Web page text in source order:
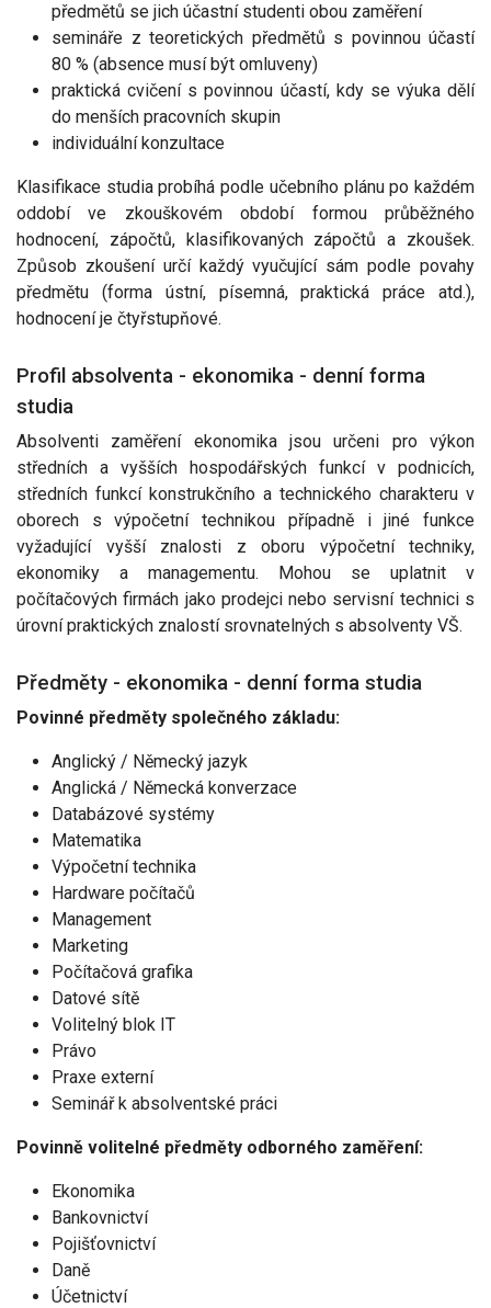
předmětů se jich účastní studenti obou zaměření
semináře z teoretických předmětů s povinnou účastí
80 % (absence musí být omluveny)
praktická cvičení s povinnou účastí, kdy se výuka dělí
do menších pracovních skupin
individuální konzultace
Klasifikace studia probíhá podle učebního plánu po každém
oddobí ve zkouškovém období formou průběžného
hodnocení, zápočtů, klasifikovaných zápočtů a zkoušek.
Způsob zkoušení určí každý vyučující sám podle povahy
předmětu (forma ústní, písemná, praktická práce atd.),
hodnocení je čtyřstupňové.
Profil absolventa - ekonomika - denní forma
studia
Absolventi zaměření ekonomika jsou určeni pro výkon
středních a vyšších hospodářských funkcí v podnicích,
středních funkcí konstrukčního a technického charakteru v
oborech s výpočetní technikou případně i jiné funkce
vyžadující vyšší znalosti z oboru výpočetní techniky,
ekonomiky a managementu. Mohou se uplatnit v
počítačových firmách jako prodejci nebo servisní technici s
úrovní praktických znalostí srovnatelných s absolventy VŠ.
Předměty - ekonomika - denní forma studia
Povinné předměty společného základu:
Anglický / Německý jazyk
Anglická / Německá konverzace
Databázové systémy
Matematika
Výpočetní technika
Hardware počítačů
Management
Marketing
Počítačová grafika
Datové sítě
Volitelný blok IT
Právo
Praxe externí
Seminář k absolventské práci
Povinně volitelné předměty odborného zaměření:
Ekonomika
Bankovnictví
Pojišťovnictví
Daně
Účetnictví